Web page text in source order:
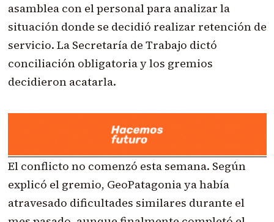
asamblea con el personal para analizar la
situación donde se decidió realizar retención de
servicio. La Secretaría de Trabajo dictó
conciliación obligatoria y los gremios
decidieron acatarla.
El conflicto no comenzó esta semana. Según
explicó el gremio, GeoPatagonia ya había
atravesado dificultades similares durante el